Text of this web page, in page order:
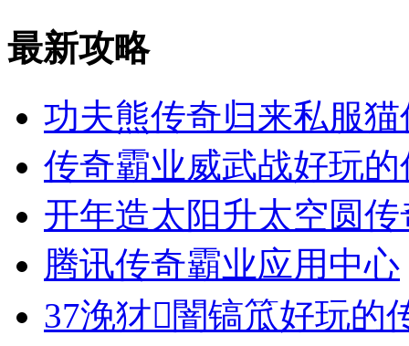
最新攻略
功夫熊传奇归来私服
传奇霸业威武战好玩
开年造太阳升太空圆
腾讯传奇霸业应用中心
37浼犲闇镐笟好玩的